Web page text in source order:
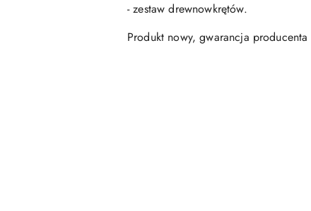
- zestaw drewnowkrętów.
Produkt nowy, gwarancja producenta